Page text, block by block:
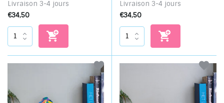
Livraison 3-4 jours
€34,50
Livraison 3-4 jours
€34,50